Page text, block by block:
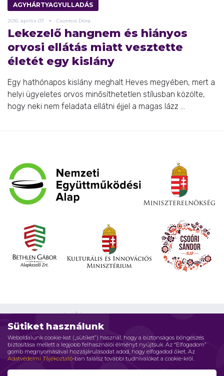
Sütiket használunk
Weboldalunk cookie-kat („sütiket”) használ, hogy a biztonságos böngészés
biztosítása mellett a legjobb felhasználói élményt nyújtsuk. Az “Elfogadom”
gomb megnyomásával hozzájárulásodat adod, hogy elfogadod őket. Az
Adatvédelmi Tájékoztató-ban találsz további tudnivalókat a cookie-król.
AGYHÁRTYAGYULLADÁS
2016. április 07. Csontos Dóra
Lekezelő hangnem és hiányos
orvosi ellátás miatt vesztette
életét egy kislány
Egy hathónapos kislány meghalt Heves megyében, mert a
helyi ügyeletes orvos minősíthetetlen stílusban közölte,
hogy neki nem feladata ellátni éjjel a magas lázz ...
Impresszum Adatvédelmi elvek Jogi nyilatkozat